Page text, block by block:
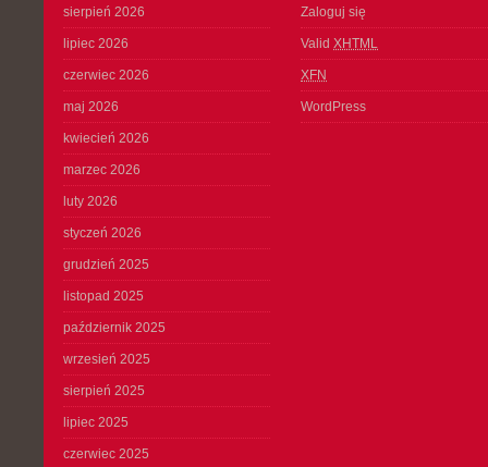
sierpień 2026
lipiec 2026
czerwiec 2026
maj 2026
kwiecień 2026
marzec 2026
luty 2026
styczeń 2026
grudzień 2025
listopad 2025
październik 2025
wrzesień 2025
sierpień 2025
lipiec 2025
czerwiec 2025
Zaloguj się
Valid XHTML
XFN
WordPress